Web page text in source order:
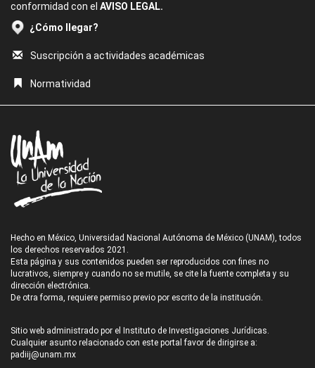
conformidad con el AVISO LEGAL.
¿Cómo llegar?
Suscripción a actividades académicas
Normatividad
Hecho en México, Universidad Nacional Autónoma de México (UNAM), todos
los derechos reservados 2021.
Esta página y sus contenidos pueden ser reproducidos con fines no
lucrativos, siempre y cuando no se mutile, se cite la fuente completa y su
dirección electrónica.
De otra forma, requiere permiso previo por escrito de la institución.
Sitio web administrado por el Instituto de Investigaciones Jurídicas.
Cualquier asunto relacionado con este portal favor de dirigirse a:
padiij@unam.mx